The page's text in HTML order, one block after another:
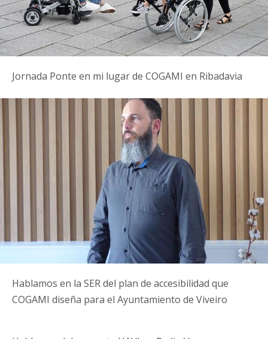
Jornada Ponte en mi lugar de COGAMI en Ribadavia
Hablamos en la SER del plan de accesibilidad que
COGAMI diseña para el Ayuntamiento de Viveiro